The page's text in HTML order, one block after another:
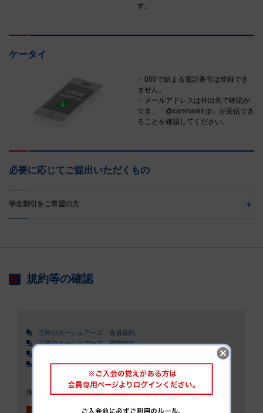
す。
ケータイ
・050で始まる電話番号は登録でき
ません。
・メールアドレスは外出先で確認が
でき、「@carshares.jp」が受信でき
ることを確認してください。
必要に応じてご提出いただくもの
学生割引をご希望の方
規約等の確認
三井のカーシェアーズ 会員規約
三井のカーシェアーズ 貸渡約款
三井不動産リアルティ 個人情報の取り扱いについて
個人情報の取り扱いについて、会員規約、貸渡約款を承認する